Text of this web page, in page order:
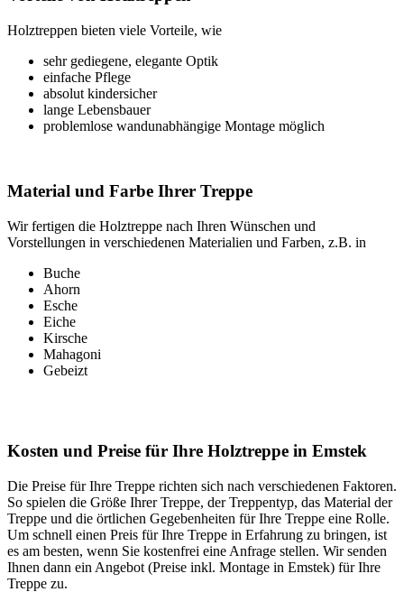
Holztreppen bieten viele Vorteile, wie
sehr gediegene, elegante Optik
einfache Pflege
absolut kindersicher
lange Lebensbauer
problemlose wandunabhängige Montage möglich
Material und Farbe Ihrer Treppe
Wir fertigen die Holztreppe nach Ihren Wünschen und
Vorstellungen in verschiedenen Materialien und Farben, z.B. in
Buche
Ahorn
Esche
Eiche
Kirsche
Mahagoni
Gebeizt
Kosten und Preise für Ihre Holztreppe in Emstek
Die Preise für Ihre Treppe richten sich nach verschiedenen Faktoren.
So spielen die Größe Ihrer Treppe, der Treppentyp, das Material der
Treppe und die örtlichen Gegebenheiten für Ihre Treppe eine Rolle.
Um schnell einen Preis für Ihre Treppe in Erfahrung zu bringen, ist
es am besten, wenn Sie kostenfrei eine Anfrage stellen. Wir senden
Ihnen dann ein Angebot (Preise inkl. Montage in Emstek) für Ihre
Treppe zu.